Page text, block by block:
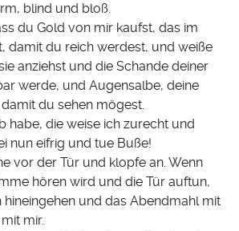
blind und bloß.
du Gold von mir kaufst, das im
damit du reich werdest, und weiße
anziehst und die Schande deiner
werde, und Augensalbe, deine
du sehen mögest.
habe, die weise ich zurecht und
nun eifrig und tue Buße!
vor der Tür und klopfe an. Wenn
hören wird und die Tür auftun,
und das Abendmahl mit
mir.